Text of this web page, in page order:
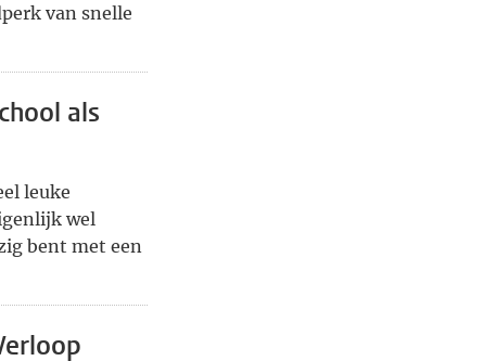
van snelle
als
leuke
wel
bent met een